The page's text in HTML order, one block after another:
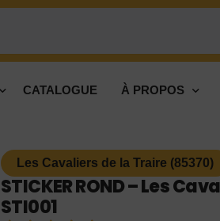
CATALOGUE À PROPOS
Les Cavaliers de la Traire (85370)
STICKER ROND – Les
STI001